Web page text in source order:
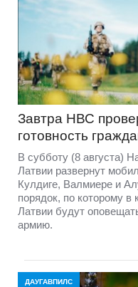
Завтра НВС
готовность
В субботу (8 августа)
Латвии развернут
Кулдиге, Валмиере и
порядок, по которому в
Латвии будут
армию.
ДАУГАВПИЛС